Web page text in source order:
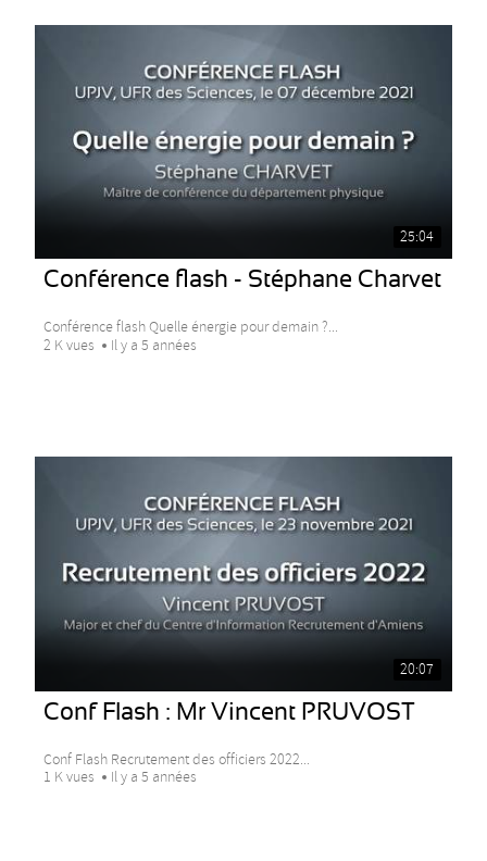
25:04
Conférence flash - Stéphane Charvet
Conférence flash Quelle énergie pour demain ?...
2 K vues
Il y a 5 années
20:07
Conf Flash : Mr Vincent PRUVOST
Conf Flash Recrutement des officiers 2022...
1 K vues
Il y a 5 années